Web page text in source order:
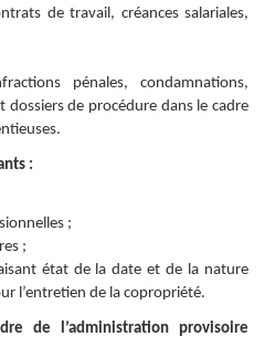
de travail, créances salariales,
pénales, condamnations,
dossiers de procédure dans le cadre
:
;
;
état de la date et de la nature
l’entretien de la copropriété.
de l’administration provisoire